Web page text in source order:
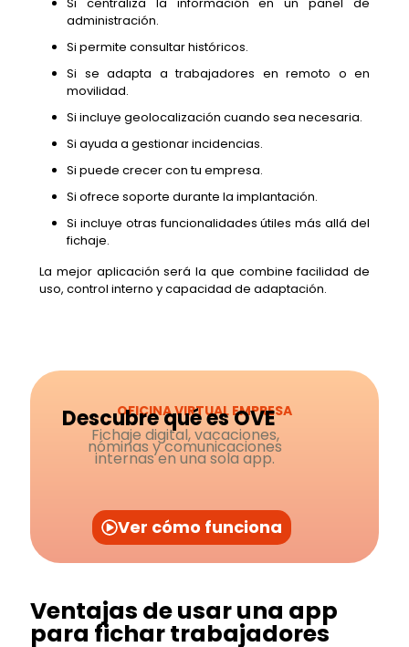
Si centraliza la información en un panel de
administración.
Si permite consultar históricos.
Si se adapta a trabajadores en remoto o en
movilidad.
Si incluye geolocalización cuando sea necesaria.
Si ayuda a gestionar incidencias.
Si puede crecer con tu empresa.
Si ofrece soporte durante la implantación.
Si incluye otras funcionalidades útiles más allá del
fichaje.
La mejor aplicación será la que combine facilidad de
uso, control interno y capacidad de adaptación.
OFICINA VIRTUAL EMPRESA
Descubre qué es OVE
Fichaje digital, vacaciones,
nóminas y comunicaciones
internas en una sola app.
Ver cómo funciona
Ventajas de usar una app
para fichar trabajadores